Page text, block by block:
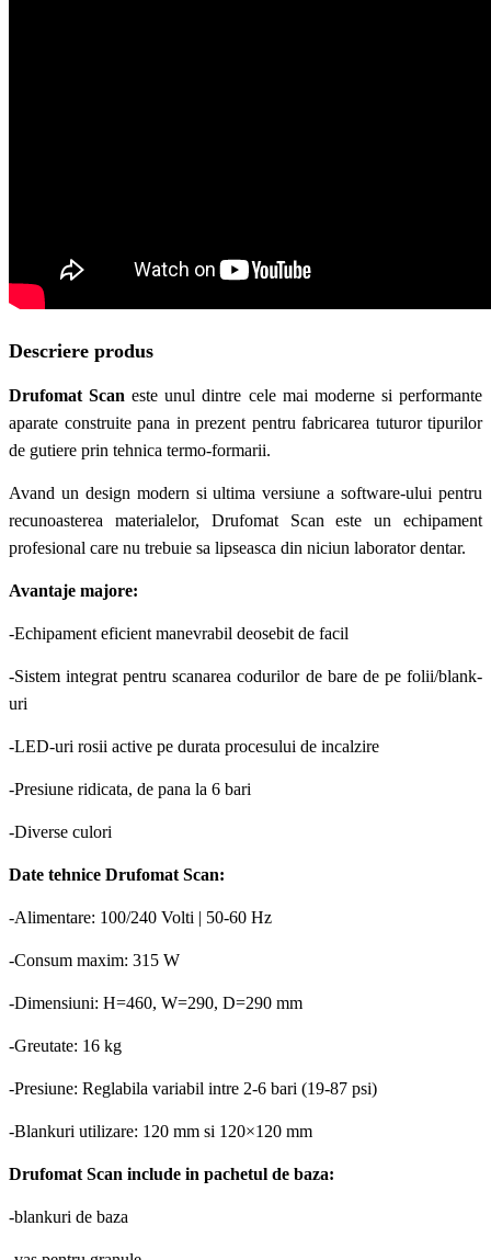
Descriere produs
Drufomat Scaneste unul dintre cele mai moderne si performante
aparate construite pana in prezent pentru fabricarea tuturor tipurilor
de gutiere prin tehnica termo-formarii.
Avand un design modern si ultima versiune a software-ului pentru
recunoasterea materialelor, Drufomat Scan este un echipament
profesional care nu trebuie sa lipseasca din niciun laborator dentar.
Avantaje majore:
-Echipament eficient manevrabil deosebit de facil
-Sistem integrat pentru scanarea codurilor de bare de pe folii/blank-
uri
-LED-uri rosii active pe durata procesului de incalzire
-Presiune ridicata, de pana la 6 bari
-Diverse culori
Date tehnice Drufomat Scan:
-Alimentare: 100/240 Volti | 50-60 Hz
-Consum maxim: 315 W
-Dimensiuni: H=460, W=290, D=290 mm
-Greutate: 16 kg
-Presiune: Reglabila variabil intre 2-6 bari (19-87 psi)
-Blankuri utilizare: 120 mm si 120×120 mm
Drufomat Scan include in pachetul de baza:
-blankuri de baza